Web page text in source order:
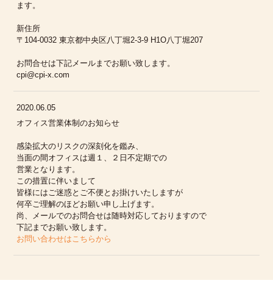
ます。
新住所
〒104-0032 東京都中央区八丁堀2-3-9 H1O八丁堀207
お問合せは下記メールまでお願い致します。
cpi@cpi-x.com
2020.06.05
オフィス営業体制のお知らせ
感染拡大のリスクの深刻化を鑑み、
当面の間オフィスは週１、２日不定期での
営業となります。
この措置に伴いまして
皆様にはご迷惑とご不便とお掛けいたしますが
何卒ご理解のほどお願い申し上げます。
尚、メールでのお問合せは随時対応しておりますので
下記までお願い致します。
お問い合わせはこちらから